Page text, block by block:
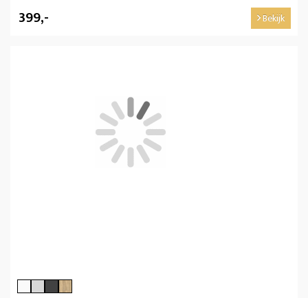
399,- Bekijk